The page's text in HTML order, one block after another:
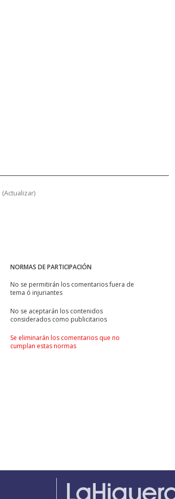
(Actualizar)
NORMAS DE PARTICIPACIÓN
No se permitirán los comentarios fuera de
tema ó injuriantes
No se aceptarán los contenidos
considerados como publicitarios
Se eliminarán los comentarios que no
cumplan estas normas